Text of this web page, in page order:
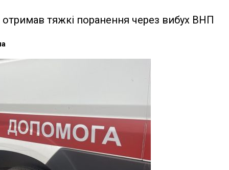
отримав тяжкі поранення через вибух ВНП